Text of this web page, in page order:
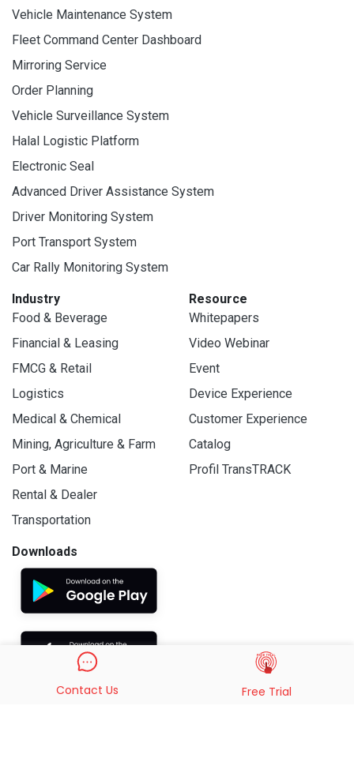
Vehicle Maintenance System
Fleet Command Center Dashboard
Mirroring Service
Order Planning
Vehicle Surveillance System
Halal Logistic Platform
Electronic Seal
Advanced Driver Assistance System
Driver Monitoring System
Port Transport System
Car Rally Monitoring System
Industry
Food & Beverage
Financial & Leasing
FMCG & Retail
Logistics
Medical & Chemical
Mining, Agriculture & Farm
Port & Marine
Rental & Dealer
Transportation
Resource
Whitepapers
Video Webinar
Event
Device Experience
Customer Experience
Catalog
Profil TransTRACK
Downloads
Contact Us Free Trial